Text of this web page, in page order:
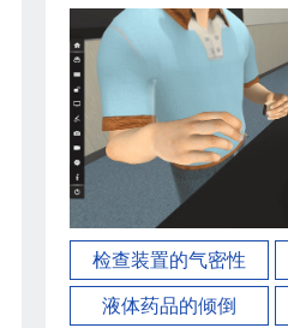
检查装置的气密性
液体药品的倾倒